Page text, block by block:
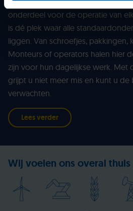
onderdeel voor de operatie van
is dé plek waar alle
liggen. Van schroefjes, pakkingen,
Monteurs of operators halen hier
zijn voor hun dagelijkse werk. Met
grijpt u niet meer mis en kunt u de
verwachten.
Lees verder
Wij voelen ons overal thuis